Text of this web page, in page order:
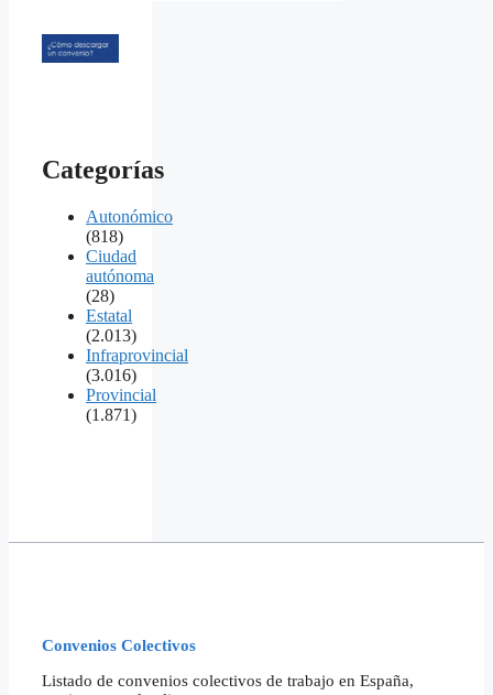
Categorías
Autonómico
(818)
Ciudad
autónoma
(28)
Estatal
(2.013)
Infraprovincial
(3.016)
Provincial
(1.871)
Convenios Colectivos
Listado de convenios colectivos de trabajo en España,